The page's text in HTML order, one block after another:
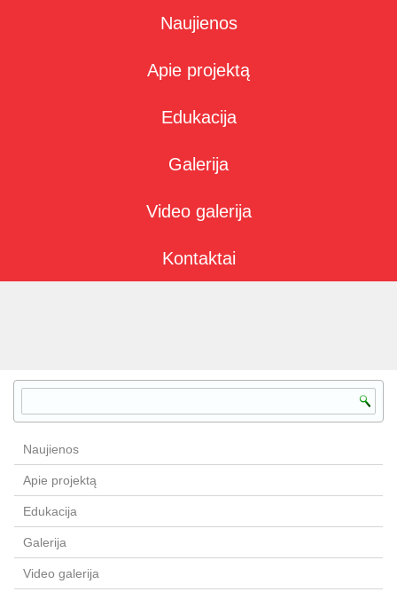
Naujienos
Apie projektą
Edukacija
Galerija
Video galerija
Kontaktai
Naujienos
Apie projektą
Edukacija
Galerija
Video galerija